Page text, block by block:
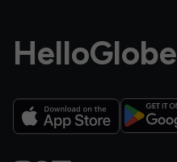
HelloGlobe